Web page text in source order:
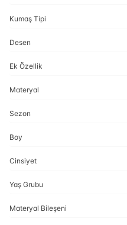
Kumaş Tipi
Desen
Ek Özellik
Materyal
Sezon
Boy
Cinsiyet
Yaş Grubu
Materyal Bileşeni